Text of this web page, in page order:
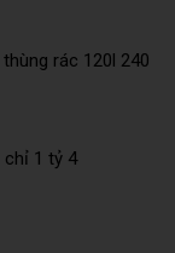
rác 120l 240
chỉ 1 tỷ 4